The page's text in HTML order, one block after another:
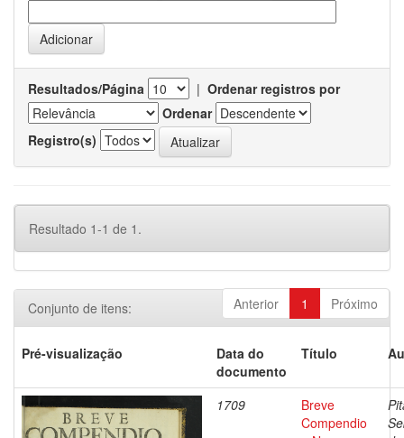
Resultados/Página | Ordenar registros por
Ordenar
Registro(s)
Resultado 1-1 de 1.
Anterior 1 Próximo
Conjunto de itens:
Pré-visualização
Data do
documento
Título
1709
Breve
Compendio